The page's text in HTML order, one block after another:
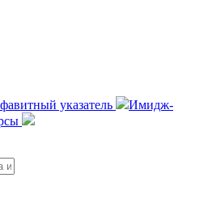
указатель
Имидж-